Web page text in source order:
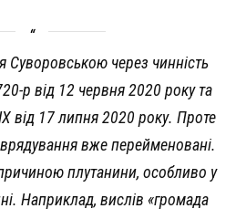
Суворовською через чинність
р від 12 червня 2020 року та
від 17 липня 2020 року. Проте
вже перейменовані.
плутанини, особливо у
Наприклад, вислів «громада